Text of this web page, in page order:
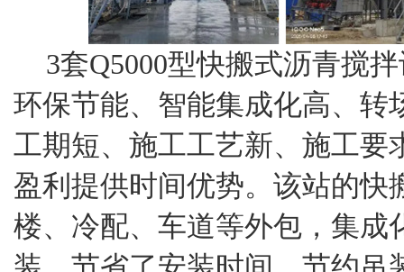
3套Q5000型快搬式沥青搅
环保节能、智能集成化高、转
工期短、施工工艺新、施工要
盈利提供时间优势。该站的快
楼、冷配、车道等外包，集成